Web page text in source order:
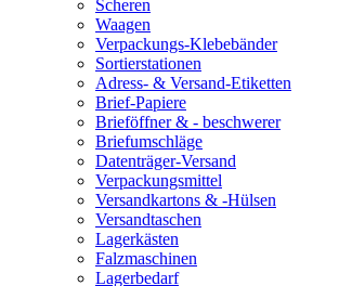
Scheren
Waagen
Verpackungs-Klebebänder
Sortierstationen
Adress- & Versand-Etiketten
Brief-Papiere
Brieföffner & - beschwerer
Briefumschläge
Datenträger-Versand
Verpackungsmittel
Versandkartons & -Hülsen
Versandtaschen
Lagerkästen
Falzmaschinen
Lagerbedarf